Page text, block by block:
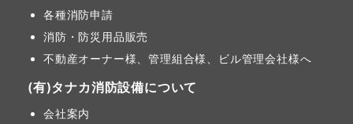
各種消防申請
消防・防災用品販売
不動産オーナー様、管理組合様、ビル管理会社様へ
(有)タナカ消防設備について
会社案内